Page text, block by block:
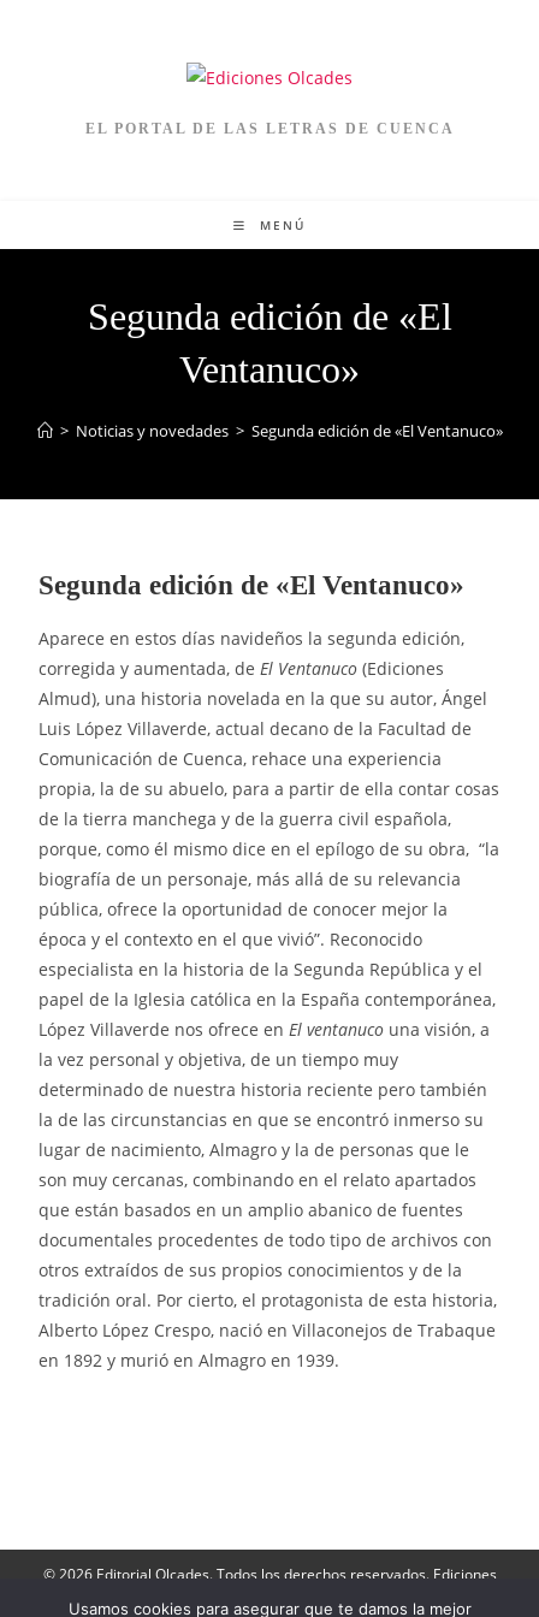
EL PORTAL DE LAS LETRAS DE CUENCA
MENÚ
Segunda edición de «El
Ventanuco»
> Noticias y novedades > Segunda edición de «El Ventanuco»
Segunda edición de «El Ventanuco»
Aparece en estos días navideños la segunda edición,
corregida y aumentada, de El Ventanuco(Ediciones
Almud), una historia novelada en la que su autor, Ángel
Luis López Villaverde, actual decano de la Facultad de
Comunicación de Cuenca, rehace una experiencia
propia, la de su abuelo, para a partir de ella contar cosas
de la tierra manchega y de la guerra civil española,
porque, como él mismo dice en el epílogo de su obra, “la
biografía de un personaje, más allá de su relevancia
pública, ofrece la oportunidad de conocer mejor la
época y el contexto en el que vivió”. Reconocido
especialista en la historia de la Segunda República y el
papel de la Iglesia católica en la España contemporánea,
López Villaverde nos ofrece en El ventanuco una visión, a
la vez personal y objetiva, de un tiempo muy
determinado de nuestra historia reciente pero también
la de las circunstancias en que se encontró inmerso su
lugar de nacimiento, Almagro y la de personas que le
son muy cercanas, combinando en el relato apartados
que están basados en un amplio abanico de fuentes
documentales procedentes de todo tipo de archivos con
otros extraídos de sus propios conocimientos y de la
tradición oral. Por cierto, el protagonista de esta historia,
Alberto López Crespo, nació en Villaconejos de Trabaque
en 1892 y murió en Almagro en 1939.
© 2026 Editorial Olcades. Todos los derechos reservados. Ediciones
264.
Usamos cookies para asegurar que te damos la mejor